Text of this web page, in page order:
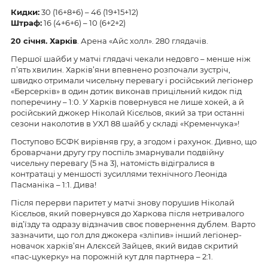
Кидки:30 (16+8+6) –46 (19+15+12)
Штраф:16 (4+6+6) – 10 (6+2+2)
20 січня. Харків. Арена «Айсхолл». 280 глядачів.
Першої шайби у матчі глядачі чекали недовго – менше ніж
п’ять хвилин. Харків’яни впевнено розпочали зустріч,
швидко отримали чисельну перевагу і російський легіонер
«Берсерків» в один дотик виконав прицільний кидок під
поперечину– 1:0. У Харків повернувся не лише хокей, а й
російський джокер Ніколай Кісєльов, який за три останні
сезони наколотив в УХЛ 88 шайб у складі «Кременчука»!
Поступово БСФК вирівняв гру, а згодом і рахунок. Дивно, що
броварчани другу гру поспільзмарнували подвійну
чисельну перевагу (5 на 3), натомість відігралися в
контратаці у меншості зусиллями технічного Леоніда
Пасманіка – 1:1. Дива!
Після перерви паритет у матчі знову порушив Ніколай
Кісєльов, який повернувся до Харкова після нетривалого
від’їзду та одразу відзначив своє повернення дублем. Варто
зазначити, що гол для джокера «зліпив» інший легіонер-
новачок харків’ян Алєксєй Зайцев, який видав скритий
«пас-цукерку» на порожній кут для партнера –2:1.